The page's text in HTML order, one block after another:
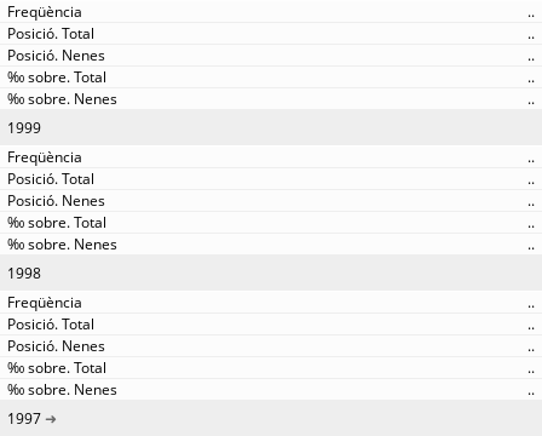
..
..
..
..
..
1999
..
..
..
..
..
1998
..
..
..
..
..
1997